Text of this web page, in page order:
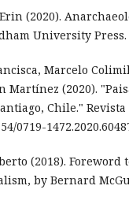
Erin (2020).
University Press.
Marcelo
Martínez (2020).
Chile."
0719-
(2018).
by Bernard